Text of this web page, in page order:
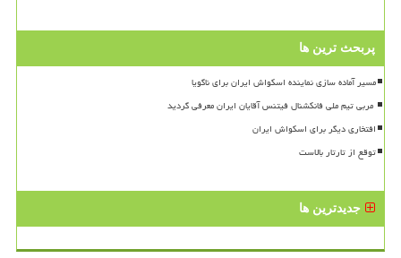
پربحث ترین ها
مسیر آماده سازی نماینده اسکواش ایران برای ناگویا
افتخاری دیگر برای اسکواش ایران
توقع از تارتار بالاست
جدیدترین ها